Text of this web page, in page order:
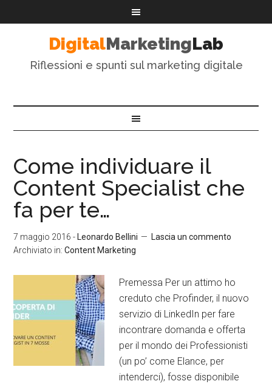
DigitalMarketingLab
Riflessioni e spunti sul marketing digitale
Come individuare il
Content Specialist che
fa per te…
7 maggio 2016 - Leonardo Bellini
Lascia un commento
Archiviato in:Content Marketing
Premessa Per un attimo ho
creduto che Profinder, il nuovo
servizio di LinkedIn per fare
incontrare domanda e offerta
per il mondo dei Professionisti
(un po’ come Elance, per
intenderci), fosse disponibile